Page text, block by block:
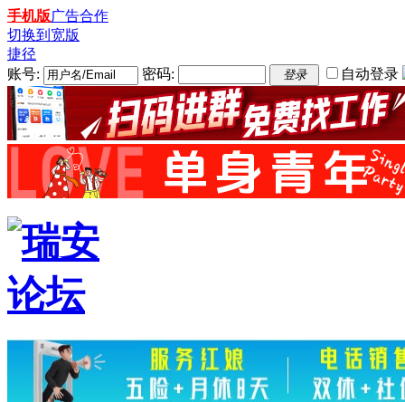
手机版广告合作
切换到宽版
捷径
账号:
密码: 登录 自动登录